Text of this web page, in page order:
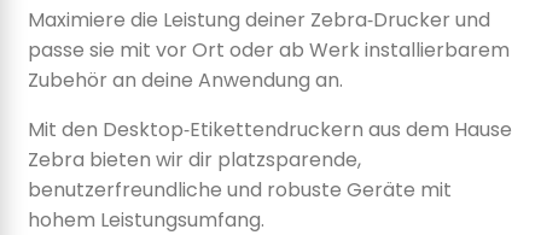
Maximiere die Leistung deiner Zebra‑Drucker und
passe sie mit vor Ort oder ab Werk installierbarem
Zubehör an deine Anwendung an.
Mit den Desktop‑Etikettendruckern aus dem Hause
Zebra bieten wir dir platzsparende,
benutzerfreundliche und robuste Geräte mit
hohem Leistungsumfang.